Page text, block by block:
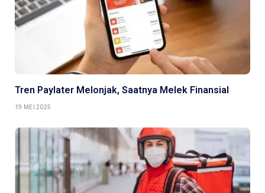
Tren Paylater Melonjak, Saatnya Melek Finansial
19 MEI 2025